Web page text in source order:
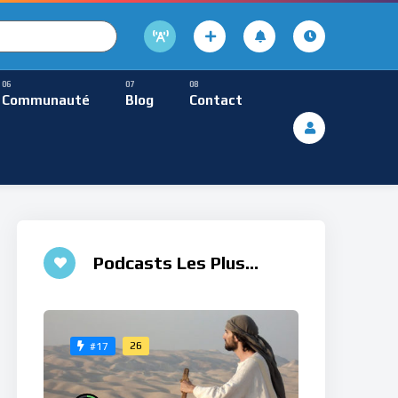
Lecture
Communauté Blog Contact
Méditative
Podcasts Les Plus
#17 26